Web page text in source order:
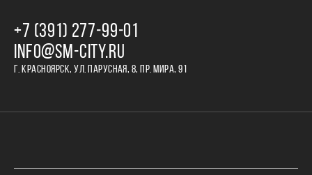
+7 (391) 277‒99‒01
INFO@SM-CITY.RU
Г. КРАСНОЯРСК, УЛ. ПАРУСНАЯ, 8, ПР. МИРА, 91